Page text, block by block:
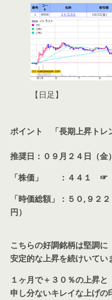
【日足】
ポイント 「長期上昇トレ
推奨日：０９月２４日（金）
「株価」 ：４４１ ☞
「時価総額」：５０,９
円）
こちらの好調銘柄は堅調に
安定的な上昇を続けいてい
１ヶ月で＋３０％の上昇と
申し分ないキレイな上げの